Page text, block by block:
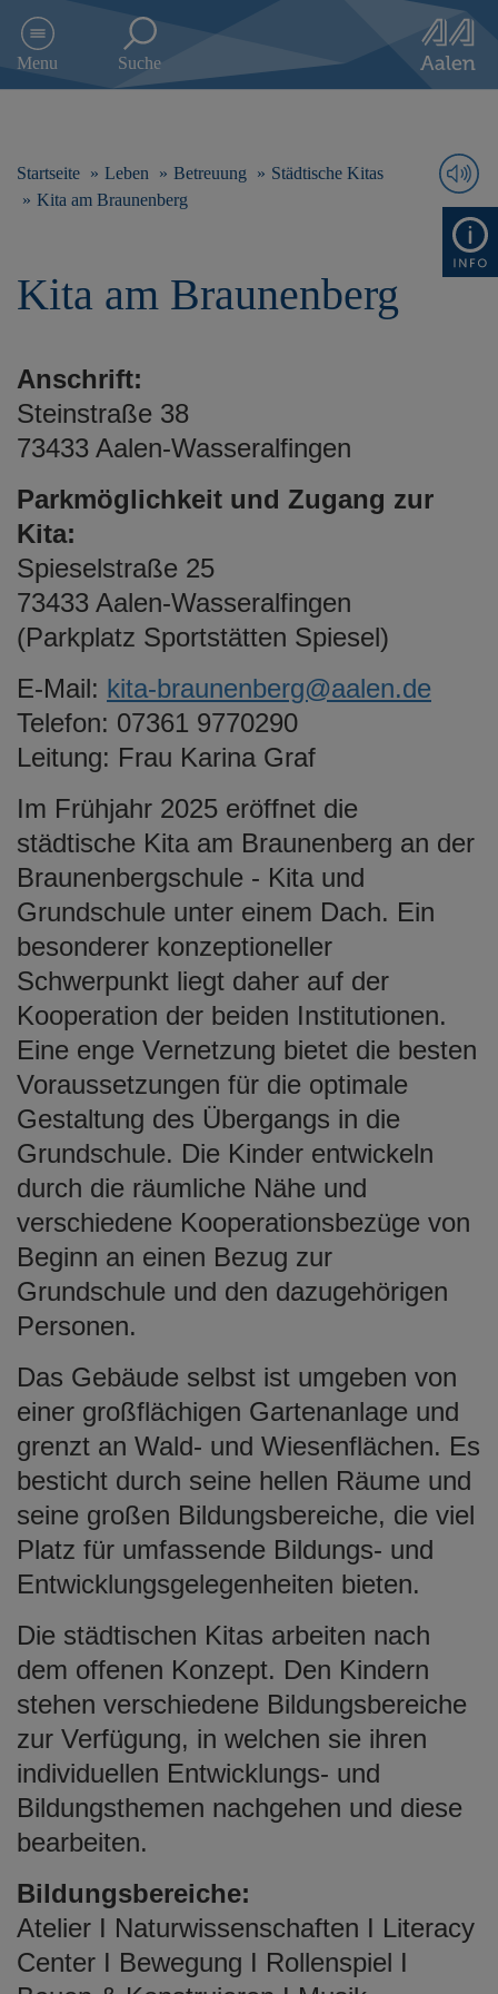
e
Menu Suche
Startseite Leben Betreuung
Städtische Kitas
Kita am Braunenberg
Kita am Braunenberg
Anschrift:
Steinstraße 38
73433 Aalen-Wasseralfingen
Parkmöglichkeit und Zugang zur
Kita:
Spieselstraße 25
73433 Aalen-Wasseralfingen
(Parkplatz Sportstätten Spiesel)
E-Mail: kita-braunenberg@aalen.de
Telefon: 07361 9770290
Leitung: Frau Karina Graf
Im Frühjahr 2025 eröffnet die
städtische Kita am Braunenberg an der
Braunenbergschule - Kita und
Grundschule unter einem Dach. Ein
besonderer konzeptioneller
Schwerpunkt liegt daher auf der
Kooperation der beiden Institutionen.
Eine enge Vernetzung bietet die besten
Voraussetzungen für die optimale
Gestaltung des Übergangs in die
Grundschule. Die Kinder entwickeln
durch die räumliche Nähe und
verschiedene Kooperationsbezüge von
Beginn an einen Bezug zur
Grundschule und den dazugehörigen
Personen.
Das Gebäude selbst ist umgeben von
einer großflächigen Gartenanlage und
grenzt an Wald- und Wiesenflächen. Es
besticht durch seine hellen Räume und
seine großen Bildungsbereiche, die viel
Platz für umfassende Bildungs- und
Entwicklungsgelegenheiten bieten.
Die städtischen Kitas arbeiten nach
dem offenen Konzept. Den Kindern
stehen verschiedene Bildungsbereiche
zur Verfügung, in welchen sie ihren
individuellen Entwicklungs- und
Bildungsthemen nachgehen und diese
bearbeiten.
Bildungsbereiche:
Atelier I Naturwissenschaften I Literacy
Center I Bewegung I Rollenspiel I